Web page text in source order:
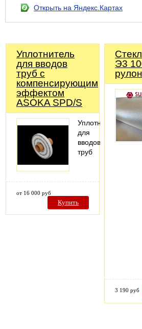
Открыть на Яндекс.Картах
Уплотнитель
для вводов
труб с
компенсирующим
эффектом
ASOKA SPD/S
Уплотнитель
для
вводов
труб
от 16 000 руб
Купить
Э3
3 190 руб